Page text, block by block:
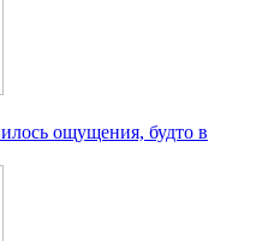
ощущения, будто в